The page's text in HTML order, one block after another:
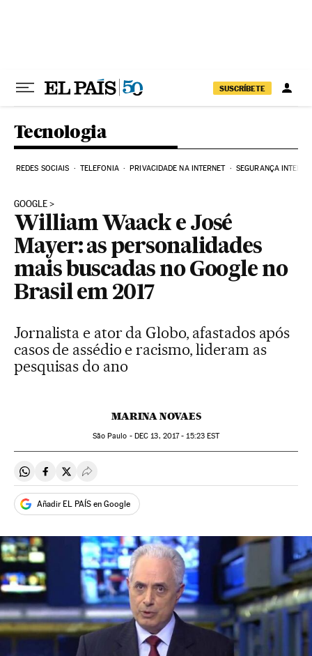
SUSCRÍBETE
Tecnologia
REDES SOCIAIS TELEFONIA PRIVACIDADE NA INTERNET SEGURANÇA
GOOGLE
William Waack e José
Mayer: as personalidades
mais buscadas no Google no
Brasil em 2017
Jornalista e ator da Globo, afastados após
casos de assédio e racismo, lideram as
pesquisas do ano
MARINA NOVAES
São Paulo - DEC 13, 2017 - 15:23EST
Compartir en Whatsapp
Compartir en Facebook
Compartir en Twitter
Desplegar Redes Sociales
Añadir EL PAÍS en Google